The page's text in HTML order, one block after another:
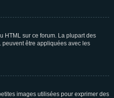
HTML sur ce forum. La plupart des
peuvent être appliquées avec les
images utilisées pour exprimer des